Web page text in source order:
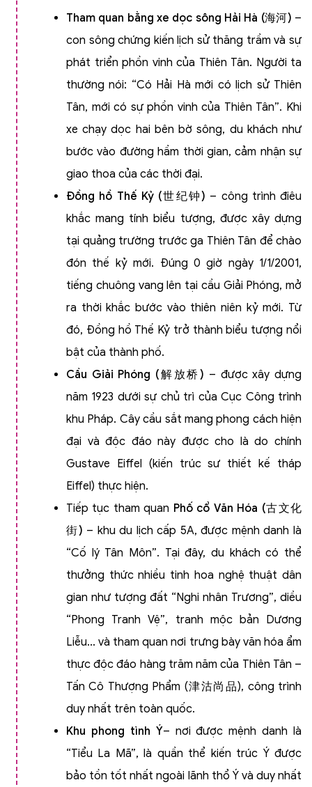
Tham quan bằng xe dọc sông Hải Hà (海河) –
con sông chứng kiến lịch sử thăng trầm và sự
phát triển phồn vinh của Thiên Tân. Người ta
thường nói: “Có Hải Hà mới có lịch sử Thiên
Tân, mới có sự phồn vinh của Thiên Tân”. Khi
xe chạy dọc hai bên bờ sông, du khách như
bước vào đường hầm thời gian, cảm nhận sự
giao thoa của các thời đại.
Đồng hồ Thế Kỷ (世纪钟 ) – công trình điêu
khắc mang tính biểu tượng, được xây dựng
tại quảng trường trước ga Thiên Tân để chào
đón thế kỷ mới. Đúng 0 giờ ngày 1/1/2001,
tiếng chuông vang lên tại cầu Giải Phóng, mở
ra thời khắc bước vào thiên niên kỷ mới. Từ
đó, Đồng hồ Thế Kỷ trở thành biểu tượng nổi
bật của thành phố.
Cầu Giải Phóng (解放桥 ) – được xây dựng
năm 1923 dưới sự chủ trì của Cục Công trình
khu Pháp. Cây cầu sắt mang phong cách hiện
đại và độc đáo này được cho là do chính
Gustave Eiffel (kiến trúc sư thiết kế tháp
Eiffel) thực hiện.
Tiếp tục tham quan Phố cổ Văn Hóa (古文化
街) – khu du lịch cấp 5A, được mệnh danh là
“Cố lý Tân Môn”. Tại đây, du khách có thể
thưởng thức nhiều tinh hoa nghệ thuật dân
gian như tượng đất “Nghi nhân Trương”, diều
“Phong Tranh Vệ”, tranh mộc bản Dương
Liễu... và tham quan nơi trưng bày văn hóa ẩm
thực độc đáo hàng trăm năm của Thiên Tân –
Tấn Cô Thượng Phẩm (津沽尚品), công trình
duy nhất trên toàn quốc.
Khu phong tình Ý– nơi được mệnh danh là
“Tiểu La Mã”, là quần thể kiến trúc Ý được
bảo tồn tốt nhất ngoài lãnh thổ Ý và duy nhất